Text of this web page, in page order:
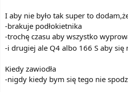
I aby nie było tak super to
-brakuje podłokietnika
-trochę czasu aby wszystko
-i drugiej ale Q4 albo 166 S aby się
Kiedy zawiodła
-nigdy kiedy bym się tego nie